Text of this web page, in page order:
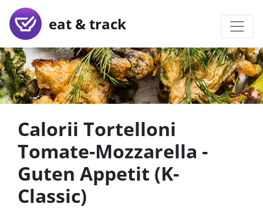
eat & track
Calorii Tortelloni
Tomate-Mozzarella -
Guten Appetit (K-
Classic)